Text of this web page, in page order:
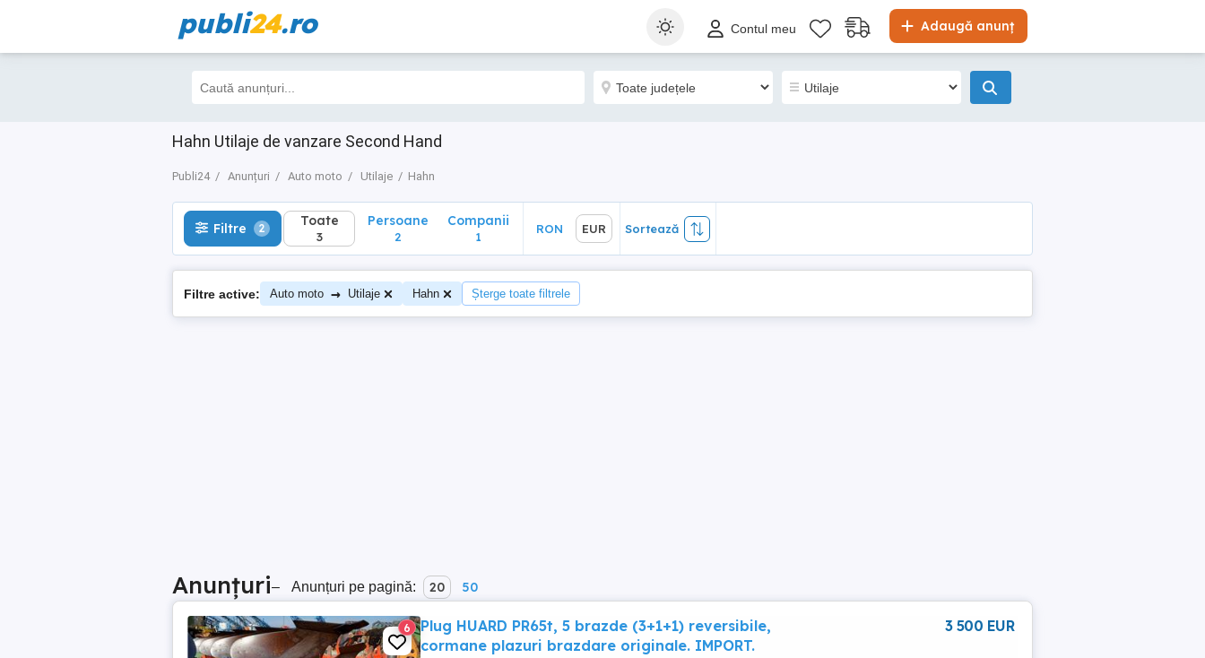
publi24.ro Adaugă anunț
Contul meu
Hahn Utilaje de vanzare Second Hand
Publi24 Anunțuri Auto moto Utilaje Hahn
Filtre 2 Toate
3
Sortează
Filtre 2 Toate
3
Persoane
2
Companii
1
RON EUR Sortează
Filtre active: Auto moto → Utilaje Hahn Șterge toate filtrele
Anunțuri– Anunțuri pe pagină: 20 50
6
Plug HUARD PR65t, 5 brazde (3+1+1) reversibile,
cormane plazuri brazdare originale. IMPORT.
3 500 EUR